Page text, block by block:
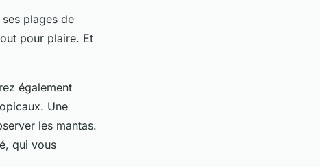
plages de
pour plaire. Et
également
Une
les mantas.
qui vous